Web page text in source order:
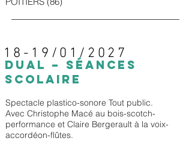
18-19/01/2027
DUAL – Séances
Scolaire
Spectacle plastico-sonore Tout public.
Avec Christophe Macé au bois-scotch-
performance et Claire Bergerault à la voix-
accordéon-flûtes.